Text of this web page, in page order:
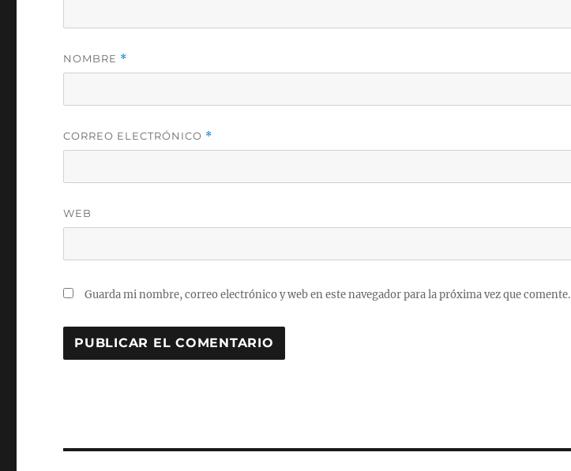
NOMBRE *
CORREO ELECTRÓNICO *
WEB
Guarda mi nombre, correo electrónico y web en este navegador para la próxima vez que comente.